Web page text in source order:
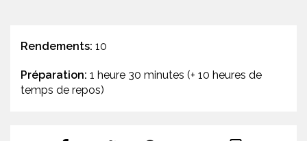
Rendements: 10
Préparation: 1 heure 30 minutes (+ 10 heures de
temps de repos)